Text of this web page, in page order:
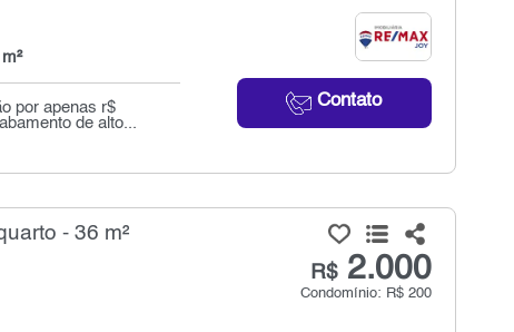
Contato
por apenas r$
de alto...
- 36 m²
R$2.000
Condomínio: R$ 200